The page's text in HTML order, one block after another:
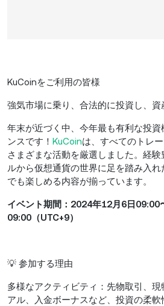
KuCoinをご利用の皆様
強気市場に乗り、合法的に投資し、資
年末が近づく中、今年最も有利な投
ンスです！ KuCoinは、すべてのトレ
さまざまな活動を厳選しました。経
ルから仮想通貨の世界に足を踏み入
でも楽しめる内容が揃っています。
イベント期間：2024年12月6日09:00
09:00（UTC+9）
💡 参加する理由
多様なアクティビティ：先物取引、現
アル、入金ボーナスなど、投資の柔